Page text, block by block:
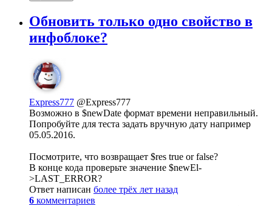
Обновить только одно свойство в
инфоблоке?
Express777 @Express777
Возможно в $newDate формат времени неправильный.
Попробуйте для теста задать вручную дату например
05.05.2016.
Посмотрите, что возвращает $res true or false?
В конце кода проверьте значение $newEl-
>LAST_ERROR?
Ответ написан более трёх лет назад
6 комментариев